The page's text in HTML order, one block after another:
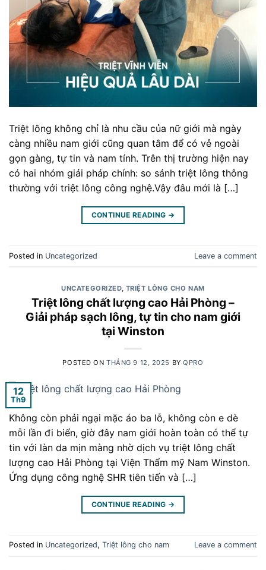
Triệt lông không chỉ là nhu cầu của nữ giới mà ngày
càng nhiều nam giới cũng quan tâm để có vẻ ngoài
gọn gàng, tự tin và nam tính. Trên thị trường hiện nay
có hai nhóm giải pháp chính: so sánh triệt lông thông
thường với triệt lông công nghệ.Vậy đâu mới là […]
CONTINUE READING →
Posted in Uncategorized Leave a comment
UNCATEGORIZED, TRIỆT LÔNG CHO NAM
Triệt lông chất lượng cao Hải Phòng –
Giải pháp sạch lông, tự tin cho nam giới
tại Winston
POSTED ONTHÁNG 9 12, 2025 BYQPRO
12
Th9
Không còn phải ngại mặc áo ba lỗ, không còn e dè
mỗi lần đi biển, giờ đây nam giới hoàn toàn có thể tự
tin với làn da mịn màng nhờ dịch vụ triệt lông chất
lượng cao Hải Phòng tại Viện Thẩm mỹ Nam Winston.
Ứng dụng công nghệ SHR tiên tiến và […]
CONTINUE READING →
Posted in Uncategorized, Triệt lông cho nam Leave a comment